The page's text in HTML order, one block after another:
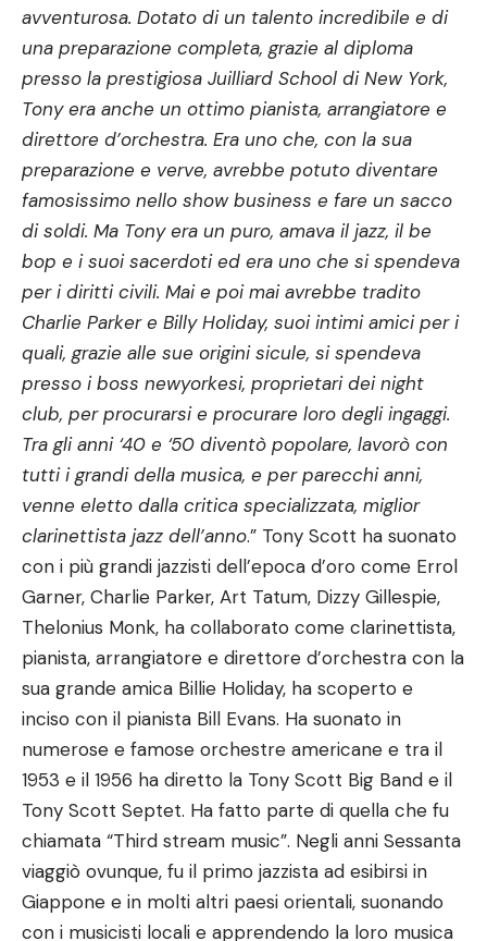
avventurosa. Dotato di un talento incredibile e di
una preparazione completa, grazie al diploma
presso la prestigiosa Juilliard School di New York,
Tony era anche un ottimo pianista, arrangiatore e
direttore d’orchestra. Era uno che, con la sua
preparazione e verve, avrebbe potuto diventare
famosissimo nello show business e fare un sacco
di soldi. Ma Tony era un puro, amava il jazz, il be
bop e i suoi sacerdoti ed era uno che si spendeva
per i diritti civili. Mai e poi mai avrebbe tradito
Charlie Parker e Billy Holiday, suoi intimi amici per i
quali, grazie alle sue origini sicule, si spendeva
presso i boss newyorkesi, proprietari dei night
club, per procurarsi e procurare loro degli ingaggi.
Tra gli anni ‘40 e ‘50 diventò popolare, lavorò con
tutti i grandi della musica, e per parecchi anni,
venne eletto dalla critica specializzata, miglior
clarinettista jazz dell’anno.” Tony Scott ha suonato
con i più grandi jazzisti dell’epoca d’oro come Errol
Garner, Charlie Parker, Art Tatum, Dizzy Gillespie,
Thelonius Monk, ha collaborato come clarinettista,
pianista, arrangiatore e direttore d’orchestra con la
sua grande amica Billie Holiday, ha scoperto e
inciso con il pianista Bill Evans. Ha suonato in
numerose e famose orchestre americane e tra il
1953 e il 1956 ha diretto la Tony Scott Big Band e il
Tony Scott Septet. Ha fatto parte di quella che fu
chiamata “Third stream music”. Negli anni Sessanta
viaggiò ovunque, fu il primo jazzista ad esibirsi in
Giappone e in molti altri paesi orientali, suonando
con i musicisti locali e apprendendo la loro musica